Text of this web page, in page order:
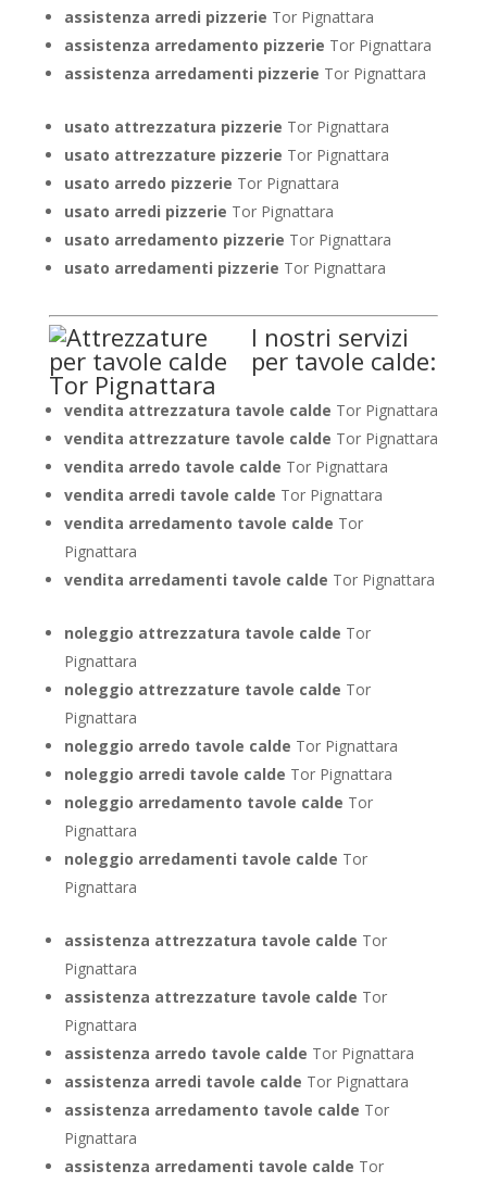
assistenza arredi pizzerie Tor Pignattara
assistenza arredamento pizzerie Tor Pignattara
assistenza arredamenti pizzerie Tor Pignattara
usato attrezzatura pizzerie Tor Pignattara
usato attrezzature pizzerie Tor Pignattara
usato arredo pizzerie Tor Pignattara
usato arredi pizzerie Tor Pignattara
usato arredamento pizzerie Tor Pignattara
usato arredamenti pizzerie Tor Pignattara
I nostri servizi
per tavole calde:
vendita attrezzatura tavole calde Tor Pignattara
vendita attrezzature tavole calde Tor Pignattara
vendita arredo tavole calde Tor Pignattara
vendita arredi tavole calde Tor Pignattara
vendita arredamento tavole calde Tor
Pignattara
vendita arredamenti tavole calde Tor Pignattara
noleggio attrezzatura tavole calde Tor
Pignattara
noleggio attrezzature tavole calde Tor
Pignattara
noleggio arredo tavole calde Tor Pignattara
noleggio arredi tavole calde Tor Pignattara
noleggio arredamento tavole calde Tor
Pignattara
noleggio arredamenti tavole calde Tor
Pignattara
assistenza attrezzatura tavole calde Tor
Pignattara
assistenza attrezzature tavole calde Tor
Pignattara
assistenza arredo tavole calde Tor Pignattara
assistenza arredi tavole calde Tor Pignattara
assistenza arredamento tavole calde Tor
Pignattara
assistenza arredamenti tavole calde Tor